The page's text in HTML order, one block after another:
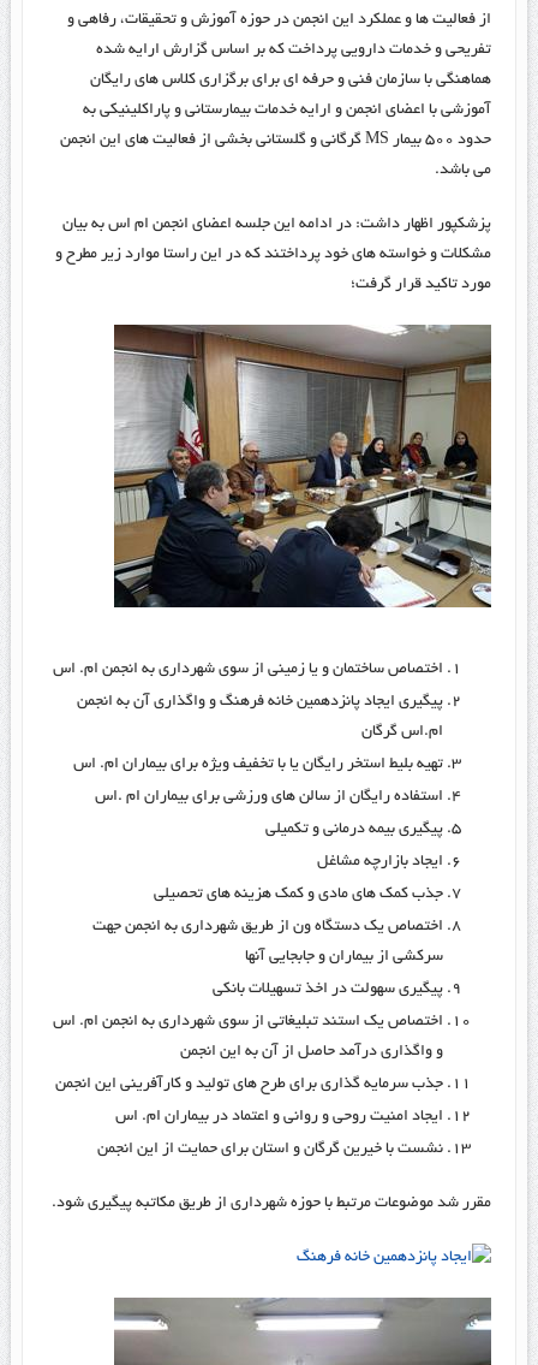
از فعالیت ها و عملکرد این انجمن در حوزه آموزش و تحقیقات، رفاهی و
تفریحی و خدمات دارویی پرداخت که بر اساس گزارش ارایه شده
هماهنگی با سازمان فنی و حرفه ای برای برگزاری کلاس های رایگان
آموزشی با اعضای انجمن و ارایه خدمات بیمارستانی و پاراکلینیکی به
حدود ۵۰۰ بیمار
MSگرگانی و گلستانی بخشی از فعالیت های این انجمن
می باشد.
پزشکپور اظهار داشت: در ادامه این جلسه اعضای انجمن ام اس به بیان
مشکلات و خواسته های خود پرداختند که در این راستا موارد زیر مطرح و
مورد تاکید قرار گرفت؛
اختصاص ساختمان و یا زمینی از سوی شهرداری به انجمن ام. اس
پیگیری ایجاد پانزدهمین خانه فرهنگ و واگذاری آن به انجمن
ام.اس گرگان
تهیه بلیط استخر رایگان یا با تخفیف ویژه برای بیماران ام. اس
استفاده رایگان از سالن های ورزشی برای بیماران ام .اس
پیگیری بیمه درمانی و تکمیلی
ایجاد بازارچه مشاغل
جذب کمک های مادی و کمک هزینه های تحصیلی
اختصاص یک دستگاه ون از طریق شهرداری به انجمن جهت
سرکشی از بیماران و جابجایی آنها
پیگیری سهولت در اخذ تسهیلات بانکی
اختصاص یک استند تبلیغاتی از سوی شهرداری به انجمن ام. اس
و واگذاری درآمد حاصل از آن به این انجمن
جذب سرمایه گذاری برای طرح های تولید و کارآفرینی این انجمن
ایجاد امنیت روحی و روانی و اعتماد در بیماران ام. اس
نشست با خیرین گرگان و استان برای حمایت از این انجمن
مقرر شد موضوعات مرتبط با حوزه شهرداری از طریق مکاتبه پیگیری شود.